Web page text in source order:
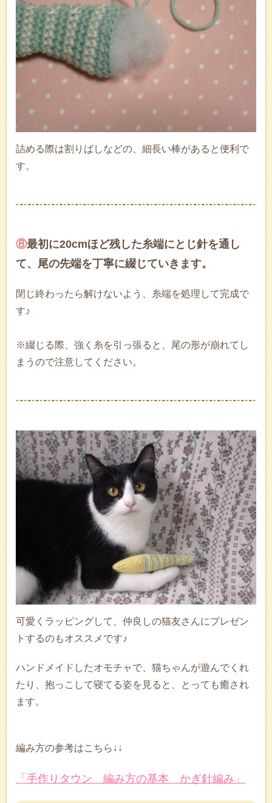
詰める際は割りばしなどの、細長い棒があると便利で
す。
⑧最初に20cmほど残した糸端にとじ針を通し
て、尾の先端を丁寧に綴じていきます。
閉じ終わったら解けないよう、糸端を処理して完成で
す♪
※綴じる際、強く糸を引っ張ると、尾の形が崩れてし
まうので注意してください。
可愛くラッピングして、仲良しの猫友さんにプレゼン
トするのもオススメです♪
ハンドメイドしたオモチャで、猫ちゃんが遊んでくれ
たり、抱っこして寝てる姿を見ると、とっても癒され
ます。
編み方の参考はこちら↓↓
「手作りタウン 編み方の基本 かぎ針編み」